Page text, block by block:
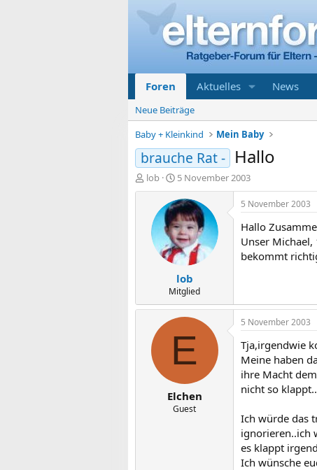
Foren Aktuelles News
Neue Beiträge
Baby + Kleinkind
Mein Baby
brauche Rat - Hallo
E
r
lob
E
r
s
t
e
l
l
t
a
m
5 November 2003
lob
Mitglied
5 November 2003
Hallo
Unser
bekommt
E
Elchen
Guest
5 November 2003
Tja,irgendwie
Meine haben
ihre Macht
nicht so klappt..
Ich würde das
ignorieren..ich
es klappt
Ich wünsche